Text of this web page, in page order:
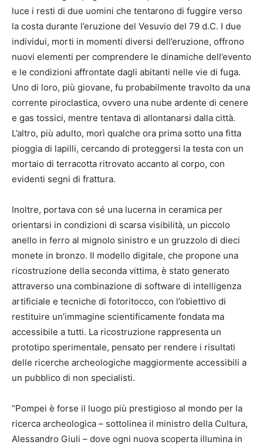
luce i resti di due uomini che tentarono di fuggire verso
la costa durante l’eruzione del Vesuvio del 79 d.C. I due
individui, morti in momenti diversi dell’eruzione, offrono
nuovi elementi per comprendere le dinamiche dell’evento
e le condizioni affrontate dagli abitanti nelle vie di fuga.
Uno di loro, più giovane, fu probabilmente travolto da una
corrente piroclastica, ovvero una nube ardente di cenere
e gas tossici, mentre tentava di allontanarsi dalla città.
L’altro, più adulto, morì qualche ora prima sotto una fitta
pioggia di lapilli, cercando di proteggersi la testa con un
mortaio di terracotta ritrovato accanto al corpo, con
evidenti segni di frattura.
Inoltre, portava con sé una lucerna in ceramica per
orientarsi in condizioni di scarsa visibilità, un piccolo
anello in ferro al mignolo sinistro e un gruzzolo di dieci
monete in bronzo. Il modello digitale, che propone una
ricostruzione della seconda vittima, è stato generato
attraverso una combinazione di software di intelligenza
artificiale e tecniche di fotoritocco, con l’obiettivo di
restituire un’immagine scientificamente fondata ma
accessibile a tutti. La ricostruzione rappresenta un
prototipo sperimentale, pensato per rendere i risultati
delle ricerche archeologiche maggiormente accessibili a
un pubblico di non specialisti.
“Pompei è forse il luogo più prestigioso al mondo per la
ricerca archeologica – sottolinea il ministro della Cultura,
Alessandro Giuli – dove ogni nuova scoperta illumina in